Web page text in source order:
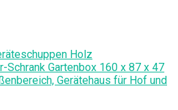
Holz
Schrank Gartenbox 160 x 87 x 47
Gerätehaus für Hof und